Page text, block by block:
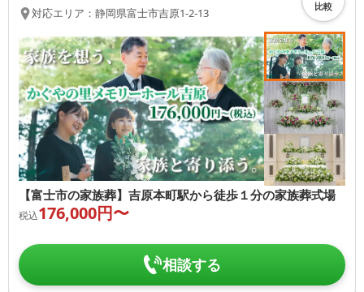
対応エリア： 静岡県富士市吉原1-2-13 比較
【富士市の家族葬】吉原本町駅から徒歩１分の家族葬式場
税込176,000円〜
相談する